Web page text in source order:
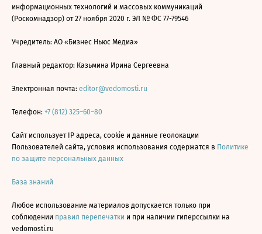
информационных технологий и массовых коммуникаций
(Роскомнадзор) от 27 ноября 2020 г. ЭЛ № ФС 77-79546
Учредитель: АО «Бизнес Ньюс Медиа»
Главный редактор: Казьмина Ирина Сергеевна
Электронная почта: editor@vedomosti.ru
Телефон: +7 (812) 325–60–80
Сайт использует IP адреса, cookie и данные геолокации
Пользователей сайта, условия использования содержатся в Политике
по защите персональных данных
База знаний
Любое использование материалов допускается только при
соблюдении правил перепечатки и при наличии гиперссылки на
vedomosti.ru